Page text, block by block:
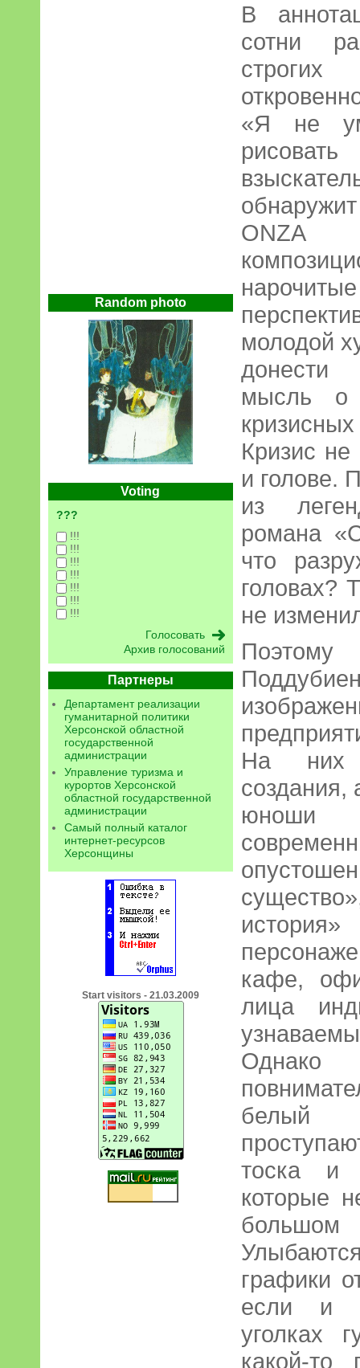
Random photo
Voting
???
!!!
!!!
!!!
!!!
!!!
!!!
!!!
Архив голосований
Партнеры
Департамент реализации
гуманитарной политики
Херсонской областной
государственной
администрации
Управление туризма и
курортов Херсонской
областной государственной
администрации
Самый полный каталог
интернет-ресурсов
Херсонщины
Start visitors - 21.03.2009
В
сотни
«Я не
ONZA
молодой
донести
мысль о
Кризис
и голове.
из
романа
что
головах?
не
Поэтому
На них
юноши
кафе,
лица
Однако
белый
тоска и
которые
графики
если и
уголках
какой-то